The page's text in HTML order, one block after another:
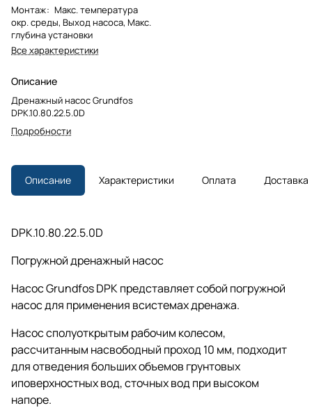
Монтаж: Макс. температура
окр. среды, Выход насоса, Макс.
глубина установки
Все характеристики
Описание
Дренажный насос Grundfos
DPK.10.80.22.5.0D
Подробности
Описание Характеристики Оплата Доставка
DPK.10.80.22.5.0D
Погружной дренажный насос
Насос Grundfos DPK представляет собой погружной
насос для применения всистемах дренажа.
Насос сполуоткрытым рабочим колесом,
рассчитанным насвободный проход 10 мм, подходит
для отведения больших объемов грунтовых
иповерхностных вод, сточных вод при высоком
напоре.